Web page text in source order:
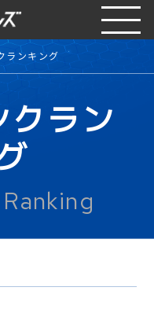
ランキング
ラン